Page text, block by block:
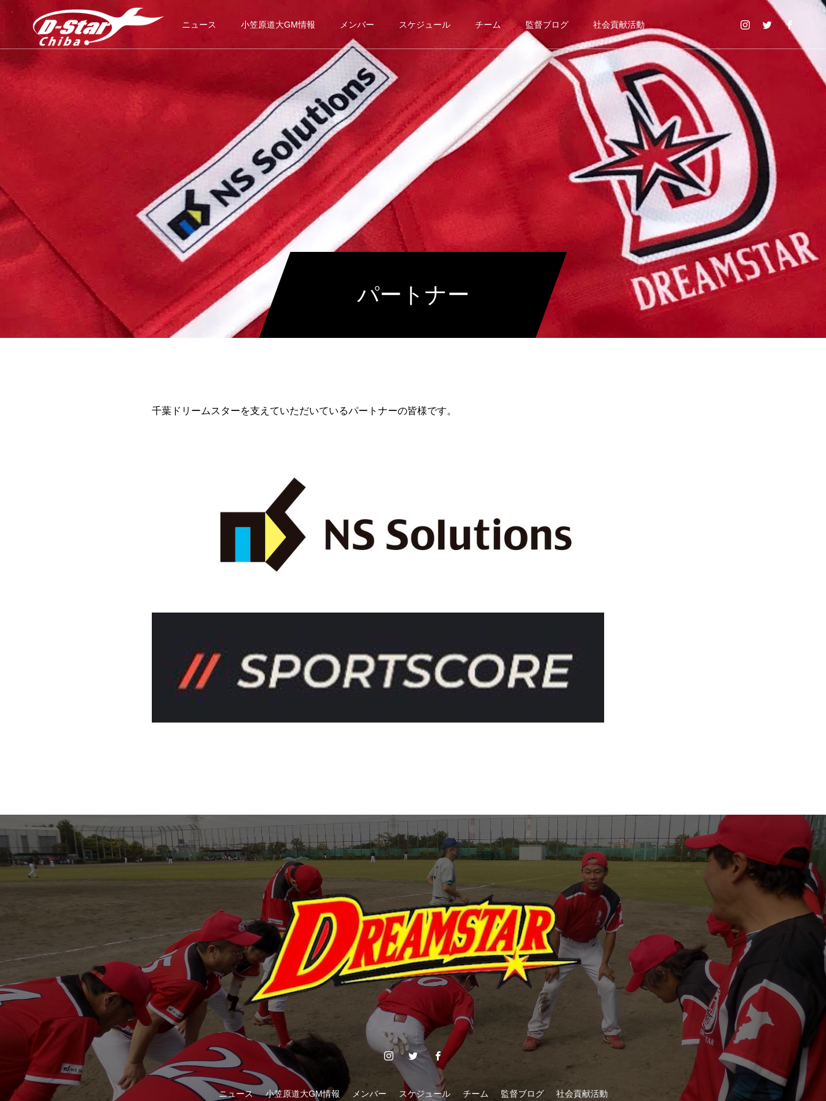
ニュース 小笠原道大GM情報 メンバー スケジュール チーム 監督ブログ 社会貢献活動
パートナー
千葉ドリームスターを支えていただいているパートナーの皆様です。
ニュース 小笠原道大GM情報 メンバー スケジュール チーム 監督ブログ 社会貢献活動